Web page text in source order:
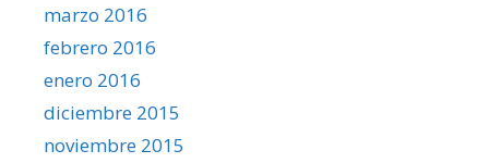
marzo 2016
febrero 2016
enero 2016
diciembre 2015
noviembre 2015